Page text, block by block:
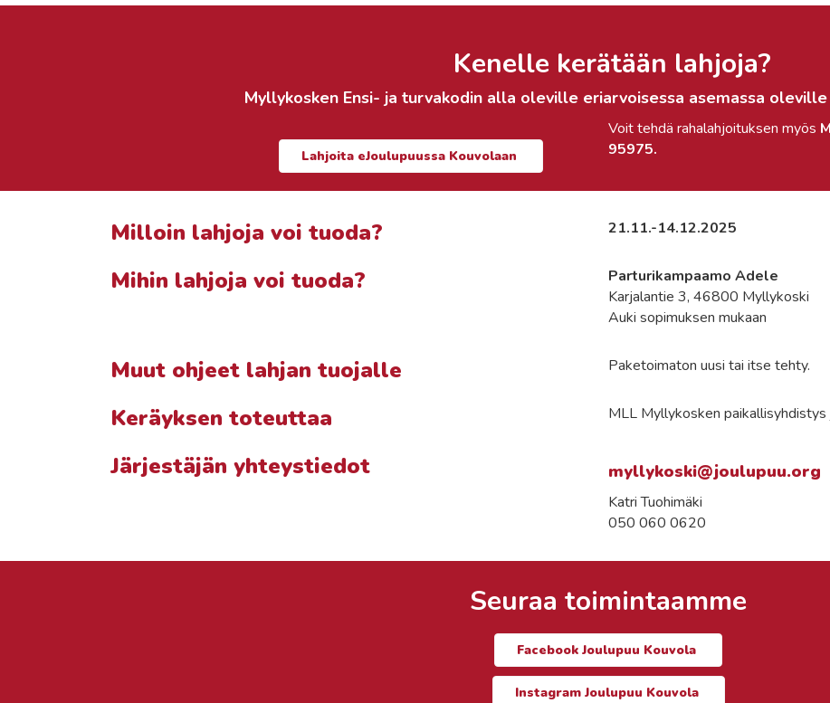
Kenelle kerätään lahjoja?
Myllykosken Ensi- ja turvakodin alla oleville eriarvoisessa asemassa
Lahjoita eJoulupuussa Kouvolaan
Voit tehdä rahalahjoituksen myös
95975.
Milloin lahjoja voi tuoda? 21.11.-14.12.2025
Mihin lahjoja voi tuoda?
Parturikampaamo Adele
Karjalantie 3, 46800 Myllykoski
Auki sopimuksen mukaan
Muut ohjeet lahjan tuojalle Paketoimaton uusi tai itse tehty.
Keräyksen toteuttaa MLL Myllykosken paikallisyhdistys
Järjestäjän yhteystiedot myllykoski@joulupuu.org
Katri Tuohimäki
050 060 0620
Seuraa toimintaamme
Facebook Joulupuu Kouvola
Instagram Joulupuu Kouvola